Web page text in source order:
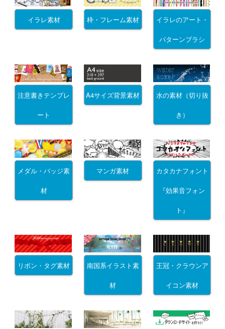
イラレ素材 枠・フレーム素材 イラレのアート・
パターンブラシ
注意書きテンプレ
ート
A4サイズ背景素材 水の素材（切り抜
き）
メダル・バッジ素
材
マンガ素材 カタカナフォント
『効果音フォン
ト』
リボン・タグ素材 南国系イラスト素
材
王冠・クラウンア
イコン素材